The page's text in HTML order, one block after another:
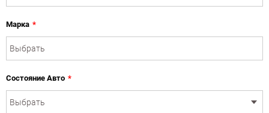
Марка *
Состояние Авто *